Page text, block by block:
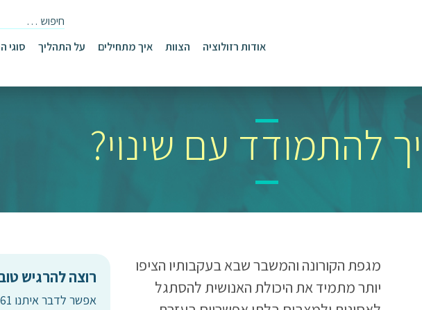
אודות רזולוציה הצוות איך מתחילים על התהליך סוגי
להתמודד עם שינוי?
רוצה להרגיש
מגפת הקורונה והמשבר שבא בעקבותיו הציפו
יותר מתמיד את היכולת האנושית להסתגל